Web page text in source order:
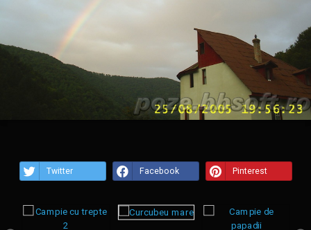
Twitter Facebook Pinterest